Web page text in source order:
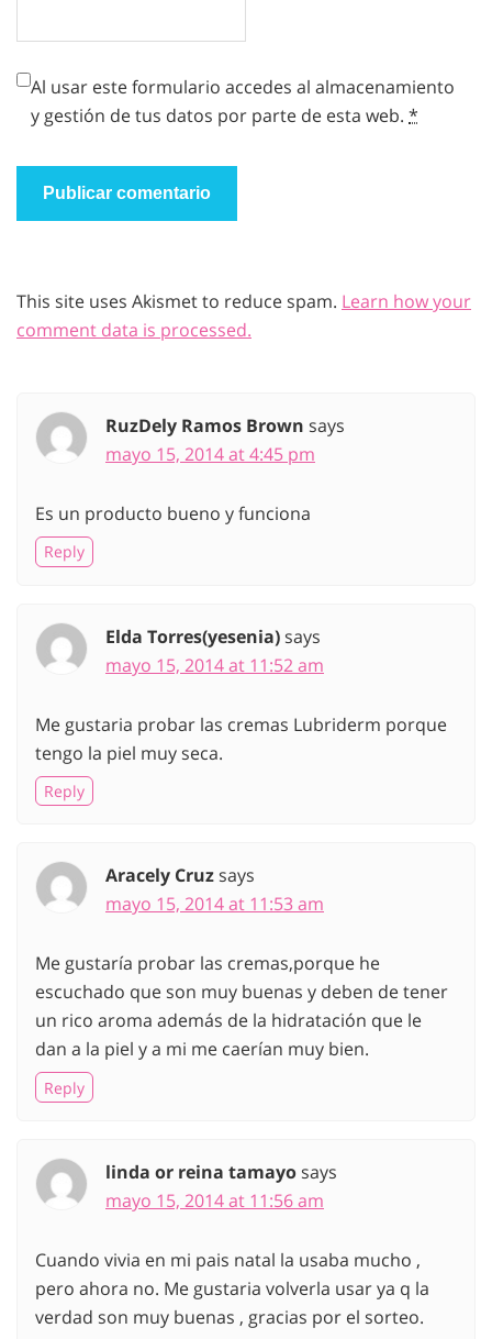
Al usar este formulario accedes al almacenamiento
y gestión de tus datos por parte de esta web. *
This site uses Akismet to reduce spam. Learn how your
comment data is processed.
RuzDely Ramos Brown says
mayo 15, 2014 at 4:45 pm
Es un producto bueno y funciona
Reply
Elda Torres(yesenia)says
mayo 15, 2014 at 11:52 am
Me gustaria probar las cremas Lubriderm porque
tengo la piel muy seca.
Reply
Aracely Cruzsays
mayo 15, 2014 at 11:53 am
Me gustaría probar las cremas,porque he
escuchado que son muy buenas y deben de tener
un rico aroma además de la hidratación que le
dan a la piel y a mi me caerían muy bien.
Reply
linda or reina tamayosays
mayo 15, 2014 at 11:56 am
Cuando vivia en mi pais natal la usaba mucho ,
pero ahora no. Me gustaria volverla usar ya q la
verdad son muy buenas , gracias por el sorteo.